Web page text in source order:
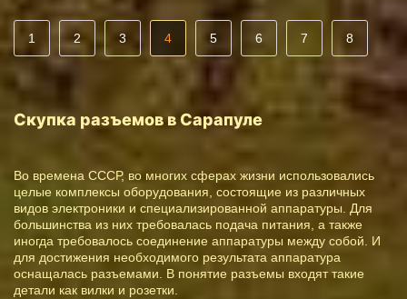
1 2 3 4 5 6 7 8
Скупка разъемов в Сарапуле
Во времена СССР, во многих сферах жизни использовались
целые комплексы оборудования, состоящие из различных
видов электроники и специализированной аппаратуры. Для
большинства из них требовалась подача питания, а также
иногда требовалось соединение аппаратуры между собой. И
для достижения необходимого результата аппаратура
оснащалась разъемами. В понятие разъемы входят такие
детали как вилки и розетки.